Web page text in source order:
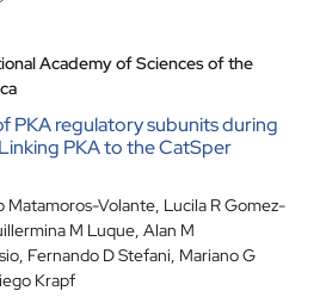
Academy of Sciences of the
PKA regulatory subunits during
PKA to the CatSper
Matamoros-Volante, Lucila R Gomez-
M Luque, Alan M
, Fernando D Stefani, Mariano G
Krapf